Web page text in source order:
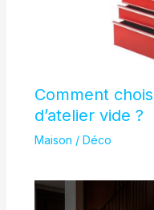
Comment
d’atelier vide ?
Maison / Déco